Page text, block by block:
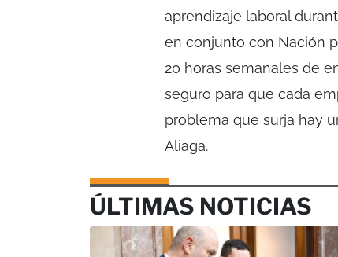
aprendizaje laboral
en conjunto con Nación
20 horas semanales de
seguro para que cada
problema que surja hay
Aliaga.
ÚLTIMAS NOTICIAS